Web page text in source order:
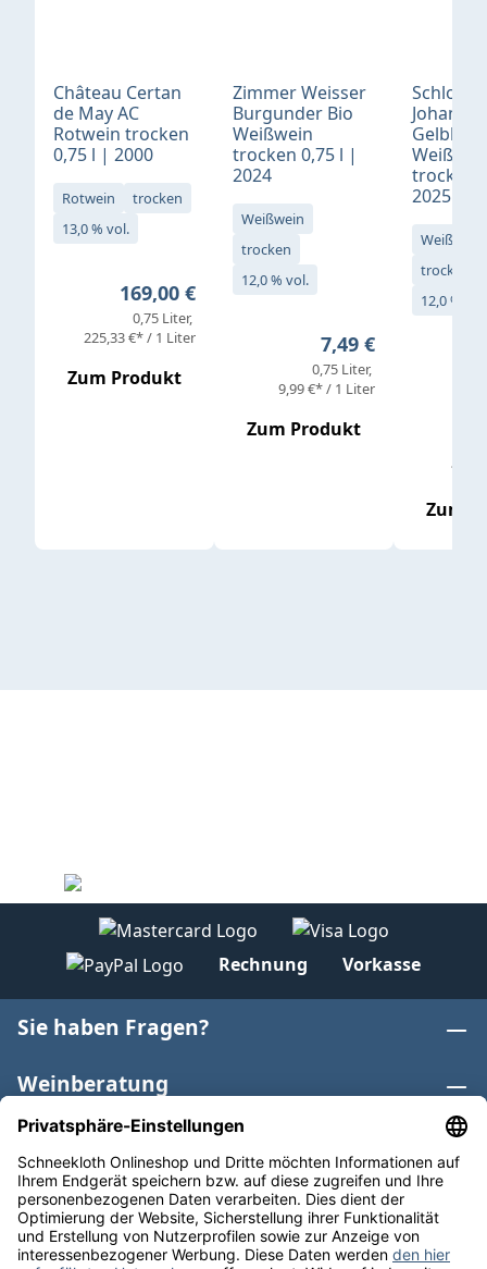
Château Certan
de May AC
Rotwein trocken
0,75 l | 2000
Rotwein
trocken
13,0 % vol.
Regulärer Preis:
169,00 €
0,75 Liter
225,33 €* / 1 Liter
Zum Produkt
Zimmer Weisser
Burgunder Bio
Weißwein
trocken 0,75 l |
2024
Weißwein
trocken
12,0 % vol.
Regulärer Preis:
7,49 €
0,75 Liter
9,99 €* / 1 Liter
Zum Produkt
Schloß
Gelblack
trocken
2025
Weißwein
trocken
12,0 % vol.
Zum
Rechnung Vorkasse
Sie haben Fragen?
Weinberatung
Informationen
Weinkategorien
Internationaler Wein